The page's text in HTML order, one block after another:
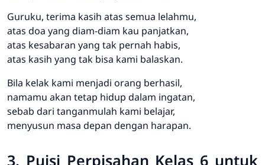
Guruku, terima kasih atas semua lelahmu,
atas doa yang diam-diam kau panjatkan,
atas kesabaran yang tak pernah habis,
atas kasih yang tak bisa kami balaskan.
Bila kelak kami menjadi orang berhasil,
namamu akan tetap hidup dalam ingatan,
sebab dari tanganmulah kami belajar,
menyusun masa depan dengan harapan.
3. Puisi Perpisahan Kelas 6 untuk